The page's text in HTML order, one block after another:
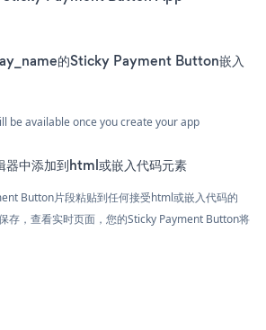
的Sticky Payment Button嵌入
be available once you create your app
中添加到html或嵌入代码元素
Button片段粘贴到任何接受html或嵌入代码的
存，查看实时页面，您的Sticky Payment Button将